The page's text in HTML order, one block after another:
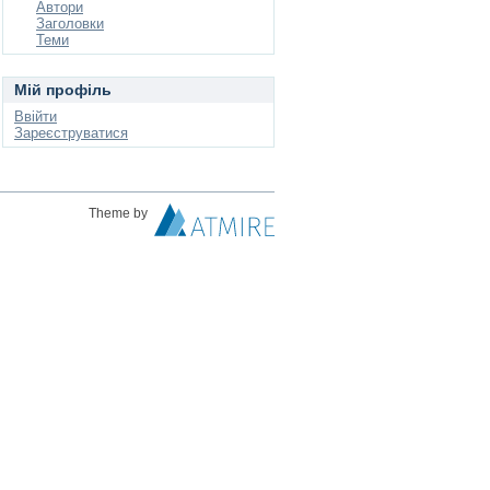
Автори
Заголовки
Теми
Мій профіль
Ввійти
Зареєструватися
Theme by